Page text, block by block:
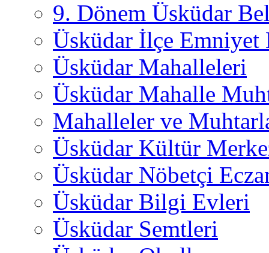
9. Dönem Üsküdar
Üsküdar İlçe
Üsküdar Mahalleleri
Üsküdar Mahalle
Mahalleler ve
Üsküdar Kültür
Üsküdar Nöbetçi
Üsküdar Bilgi Evleri
Üsküdar Semtleri